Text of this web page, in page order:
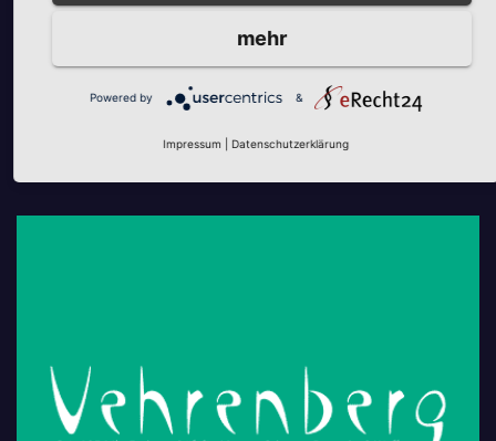
Unsere Partner
mehr
Powered by &
Impressum Datenschutzerklärung